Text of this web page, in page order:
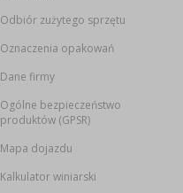
Odbiór zużytego sprzętu
Oznaczenia opakowań
Dane firmy
Ogólne bezpieczeństwo
produktów (GPSR)
Mapa dojazdu
Kalkulator winiarski